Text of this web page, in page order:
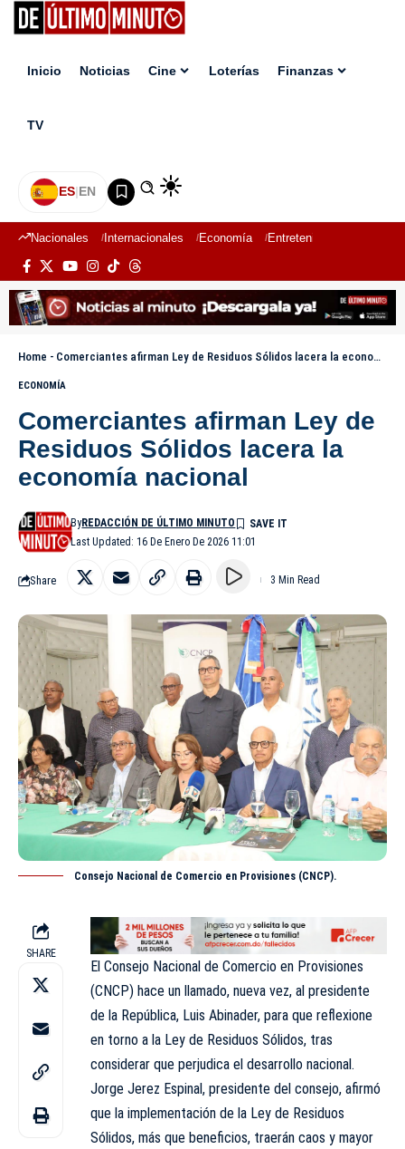
Inicio Noticias Cine Loterías Finanzas
TV
ES|EN
Nacionales Internacionales Economía Entretenimiento
Home - Comerciantes afirman Ley de Residuos Sólidos lacera la economía nacional
ECONOMÍA
Comerciantes afirman Ley de
Residuos Sólidos lacera la
economía nacional
Last Updated: 16 De Enero De 2026 11:01
ByREDACCIÓN DE ÚLTIMO MINUTO
Share 3 Min Read
Consejo Nacional de Comercio en Provisiones (CNCP).
SHARE
El Consejo Nacional de Comercio en Provisiones
(CNCP) hace un llamado, nueva vez, al presidente
de la República, Luis Abinader, para que reflexione
en torno a la Ley de Residuos Sólidos, tras
considerar que perjudica el desarrollo nacional.
Jorge Jerez Espinal, presidente del consejo, afirmó
que la implementación de la Ley de Residuos
Sólidos, más que beneficios, traerán caos y mayor